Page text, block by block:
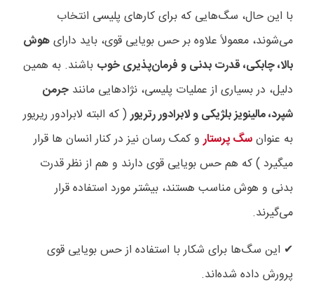
با این حال، سگ‌هایی که برای کارهای پلیسی انتخاب
می‌شوند، معمولاً علاوه بر حس بویایی قوی، باید دارایهوش
بالا، چابکی، قدرت بدنی و فرمان‌پذیری خوب باشند. به همین
دلیل، در بسیاری از عملیات پلیسی، نژادهایی مانند جرمن
شپرد، مالینویز بلژیکی و لابرادور رتریور( که البته لابرادور ریریور
به عنوانسگ پرستارو کمک رسان نیز در کنار انسان ها قرار
میگیرد ) که هم حس بویایی قوی دارند و هم از نظر قدرت
بدنی و هوش مناسب هستند، بیشتر مورد استفاده قرار
می‌گیرند.
✔ این سگ‌ها برای شکار با استفاده از حس بویایی قوی
پرورش داده شده‌اند.